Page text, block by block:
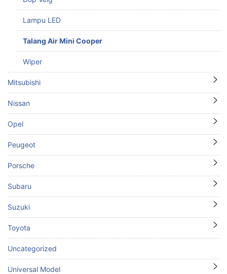
Lampu LED
Talang Air Mini Cooper
Wiper
Mitsubishi
Nissan
Opel
Peugeot
Porsche
Subaru
Suzuki
Toyota
Uncategorized
Universal Model